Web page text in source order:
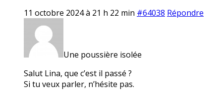
11 octobre 2024 à 21 h 22 min #64038 Répondre
Une poussière isolée
Salut Lina, que c’est il passé ?
Si tu veux parler, n’hésite pas.